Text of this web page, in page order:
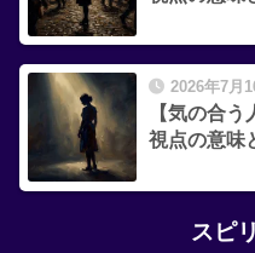
2026年7月
【気の合
視点の意味
スピ